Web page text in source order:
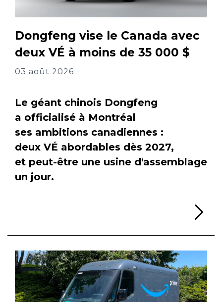
Dongfeng vise le Canada avec
deux VÉ à moins de 35 000 $
03 août 2026
Le géant chinois Dongfeng
a officialisé à Montréal
ses ambitions canadiennes :
deux VÉ abordables dès 2027,
et peut-être une usine d'assemblage
un jour.